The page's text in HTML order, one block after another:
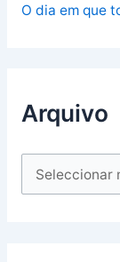
O dia em que
Arquivo